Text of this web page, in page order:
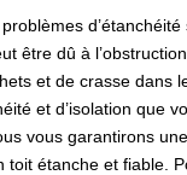
être dû à
et de crasse dans
et d’isolation que
vous garantirons
étanche et fiable.